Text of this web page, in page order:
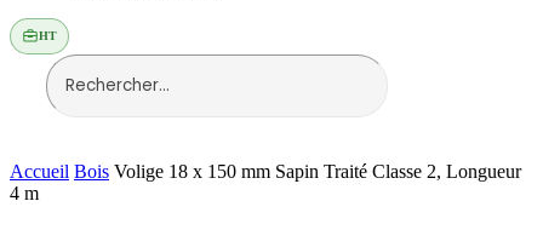
HT
Accueil Bois Volige 18 x 150 mm Sapin Traité Classe 2, Longueur
4 m